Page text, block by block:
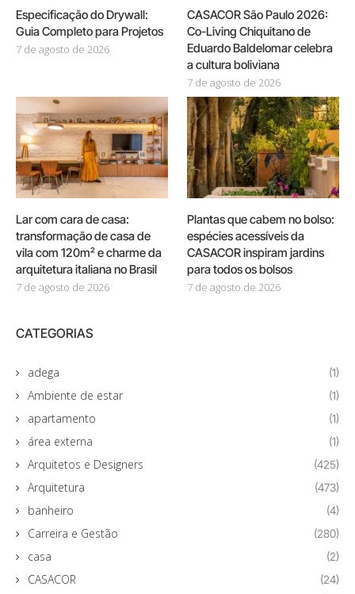
Especificação do Drywall:
Guia Completo para Projetos
7 de agosto de 2026
CASACOR São Paulo 2026:
Co-Living Chiquitano de
Eduardo Baldelomar celebra
a cultura boliviana
7 de agosto de 2026
Lar com cara de casa:
transformação de casa de
vila com 120m² e charme da
arquitetura italiana no Brasil
7 de agosto de 2026
Plantas que cabem no bolso:
espécies acessíveis da
CASACOR inspiram jardins
para todos os bolsos
7 de agosto de 2026
CATEGORIAS
adega (1)
Ambiente de estar (1)
apartamento (1)
área externa (1)
Arquitetos e Designers (425)
Arquitetura (473)
banheiro (4)
Carreira e Gestão (280)
casa (2)
CASACOR (24)